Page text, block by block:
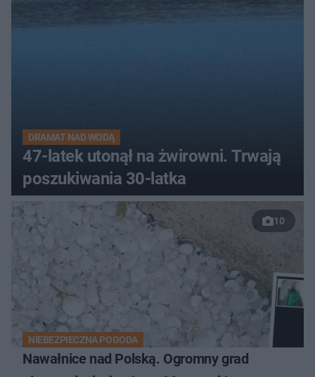
DRAMAT NAD WODĄ
47-latek utonął na żwirowni. Trwają
poszukiwania 30-latka
10
NIEBEZPIECZNA POGODA
Nawałnice nad Polską. Ogromny grad